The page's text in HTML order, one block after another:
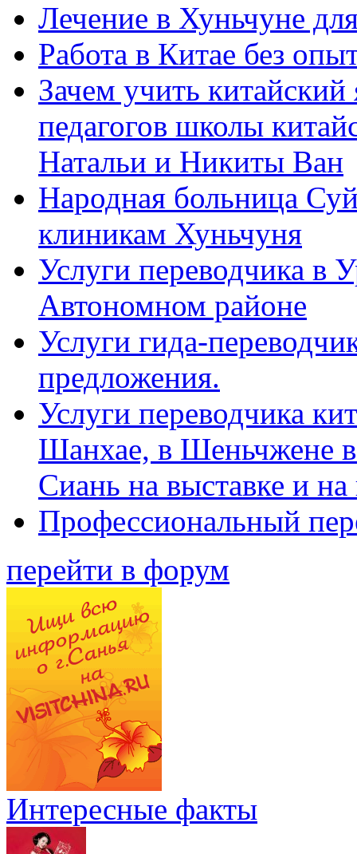
Лечение в Хуньчуне
Работа в Китае без
Зачем учить
педагогов школы
Натальи и Никиты Ван
Народная больница
клиникам Хуньчуня
Услуги переводчика в
Автономном районе
Услуги гида-
предложения.
Услуги переводчика
Шанхае, в Шеньчжене
Сиань на выставке и
Профессиональный
перейти в форум
Интересные факты